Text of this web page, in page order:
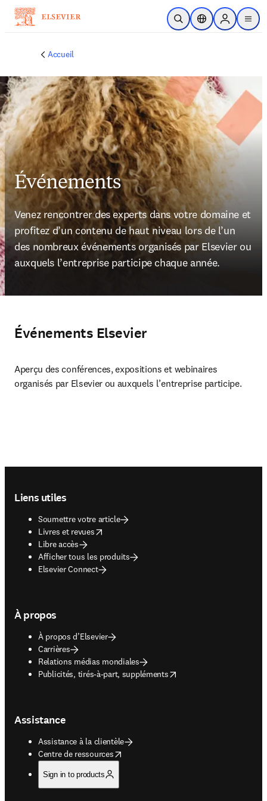
Passer au contenu principal
Ouvrir la recherche
Sélecteur de
Sign in to
menu
Accueil
Événements
Venez rencontrer des experts dans votre domaine et
profitez d’un contenu de haut niveau lors de l’un
des nombreux événements organisés par Elsevier ou
auxquels l’entreprise participe chaque année.
Événements Elsevier
Aperçu des conférences, expositions et webinaires
organisés par Elsevier ou auxquels l’entreprise participe.
Liens utiles
Soumettre votre article
Livres et revues
opens in new tab/window
Libre accès
Afficher tous les produits
Elsevier Connect
À propos
À propos d’Elsevier
Carrières
Relations médias mondiales
Publicités, tirés-à-part, suppléments
opens in new tab/window
Assistance
Assistance à la clientèle
Centre de ressources
opens in new tab/window
Sign in to products